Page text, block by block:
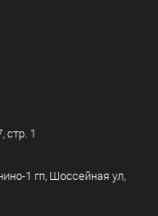
стр. 1
1 гп, Шоссейная ул,